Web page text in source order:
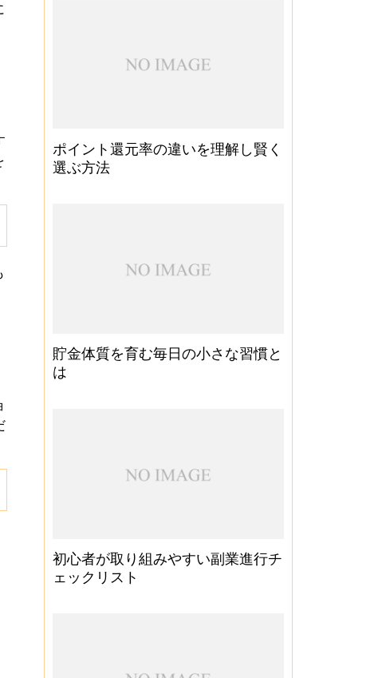
ポイント還元率の違いを理解し賢く
選ぶ方法
貯金体質を育む毎日の小さな習慣と
は
初心者が取り組みやすい副業進行チ
ェックリスト